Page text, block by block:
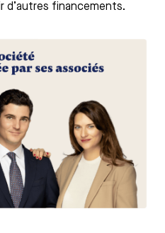
financements.